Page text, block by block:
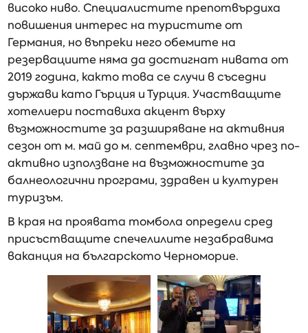
високо ниво. Специалистите препотвърдиха
повишения интерес на туристите от
Германия, но въпреки него обемите на
резервациите няма да достигнат нивата от
2019 година, както това се случи в съседни
държави като Гърция и Турция. Участващите
хотелиери поставиха акцент върху
възможностите за разширяване на активния
сезон от м. май до м. септември, главно чрез по-
активно използване на възможностите за
балнеологични програми, здравен и културен
туризъм.
В края на проявата томбола определи сред
присъстващите спечелилите незабравима
ваканция на българското Черноморие.